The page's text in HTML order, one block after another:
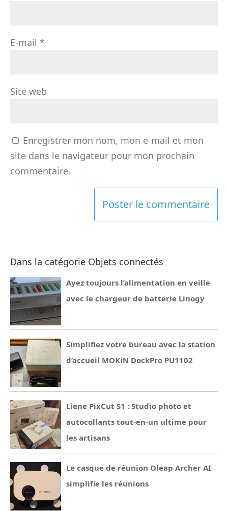
E-mail *
Site web
Enregistrer mon nom, mon e-mail et mon
site dans le navigateur pour mon prochain
commentaire.
Dans la catégorie Objets connectés
Ayez toujours l’alimentation en veille
avec le chargeur de batterie Linogy
Simplifiez votre bureau avec la station
d’accueil MOKiN DockPro PU1102
Liene PixCut S1 : Studio photo et
autocollants tout-en-un ultime pour
les artisans
Le casque de réunion Oleap Archer AI
simplifie les réunions